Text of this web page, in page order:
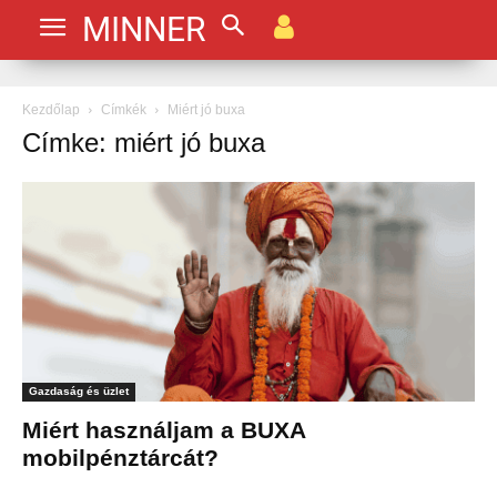
MINNER
Kezdőlap Címkék Miért jó buxa
Címke: miért jó buxa
Gazdaság és üzlet
Miért használjam a BUXA
mobilpénztárcát?